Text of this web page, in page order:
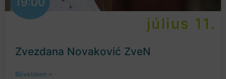
július 11.
Zvezdana Novaković ZveN
Bővebben »